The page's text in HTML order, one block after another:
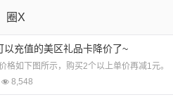
圈X
以充值的美区礼品卡降价了~
格如下图所示，购买2个以上单价再减1元
8,548